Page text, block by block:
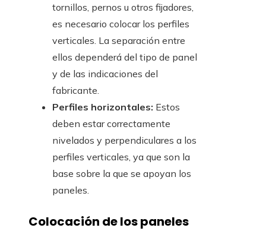
tornillos, pernos u otros fijadores,
es necesario colocar los perfiles
verticales. La separación entre
ellos dependerá del tipo de panel
y de las indicaciones del
fabricante.
Perfiles horizontales: Estos
deben estar correctamente
nivelados y perpendiculares a los
perfiles verticales, ya que son la
base sobre la que se apoyan los
paneles.
Colocación de los paneles